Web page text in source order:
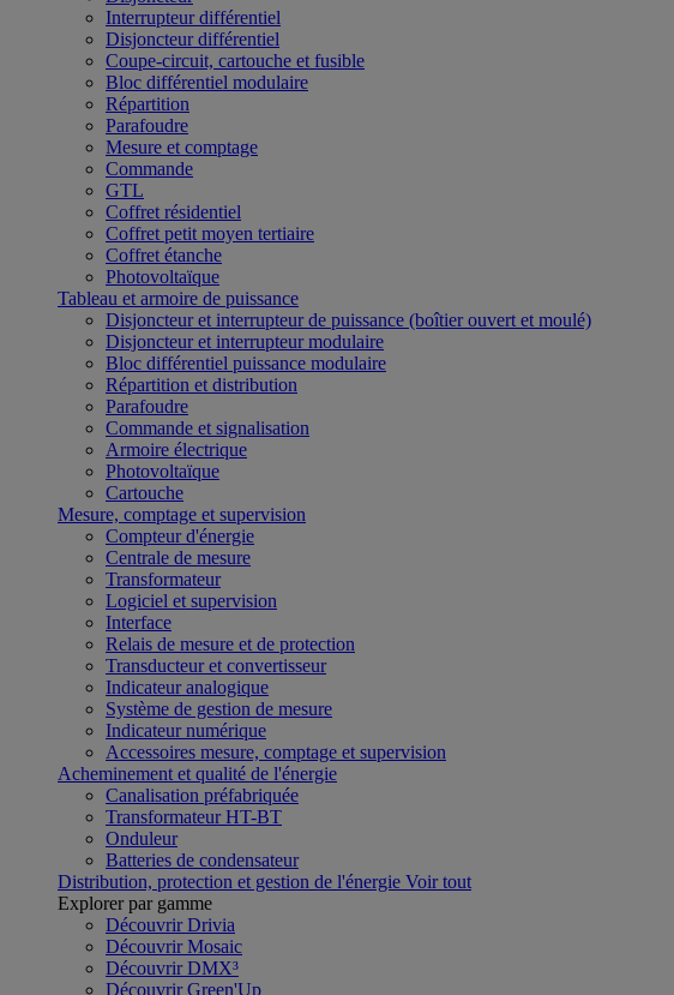
Interrupteur différentiel
Disjoncteur différentiel
Coupe-circuit, cartouche et fusible
Bloc différentiel modulaire
Répartition
Parafoudre
Mesure et comptage
Commande
GTL
Coffret résidentiel
Coffret petit moyen tertiaire
Coffret étanche
Photovoltaïque
Tableau et armoire de puissance
Disjoncteur et interrupteur de puissance (boîtier ouvert et moulé)
Disjoncteur et interrupteur modulaire
Bloc différentiel puissance modulaire
Répartition et distribution
Parafoudre
Commande et signalisation
Armoire électrique
Photovoltaïque
Cartouche
Mesure, comptage et supervision
Compteur d'énergie
Centrale de mesure
Transformateur
Logiciel et supervision
Interface
Relais de mesure et de protection
Transducteur et convertisseur
Indicateur analogique
Système de gestion de mesure
Indicateur numérique
Accessoires mesure, comptage et supervision
Acheminement et qualité de l'énergie
Canalisation préfabriquée
Transformateur HT-BT
Onduleur
Batteries de condensateur
Distribution, protection et gestion de l'énergie Voir tout
Explorer par gamme
Découvrir Drivia
Découvrir Mosaic
Découvrir DMX³
Découvrir Green'Up